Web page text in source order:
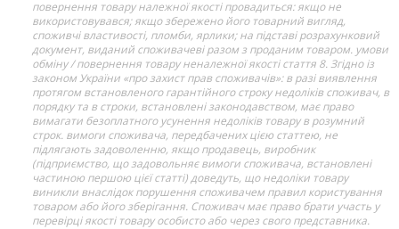
повернення товару належної якості провадиться: якщо не
використовувався; якщо збережено його товарний вигляд,
споживчі властивості, пломби, ярлики; на підставі розрахунковий
документ, виданий споживачеві разом з проданим товаром. умови
обміну / повернення товару неналежної якості стаття 8. Згідно із
законом України «про захист прав споживачів»: в разі виявлення
протягом встановленого гарантійного строку недоліків споживач, в
порядку та в строки, встановлені законодавством, має право
вимагати безоплатного усунення недоліків товару в розумний
строк. вимоги споживача, передбачених цією статтею, не
підлягають задоволенню, якщо продавець, виробник
(підприємство, що задовольняє вимоги споживача, встановлені
частиною першою цієї статті) доведуть, що недоліки товару
виникли внаслідок порушення споживачем правил користування
товаром або його зберігання. Споживач має право брати участь у
перевірці якості товару особисто або через свого представника.